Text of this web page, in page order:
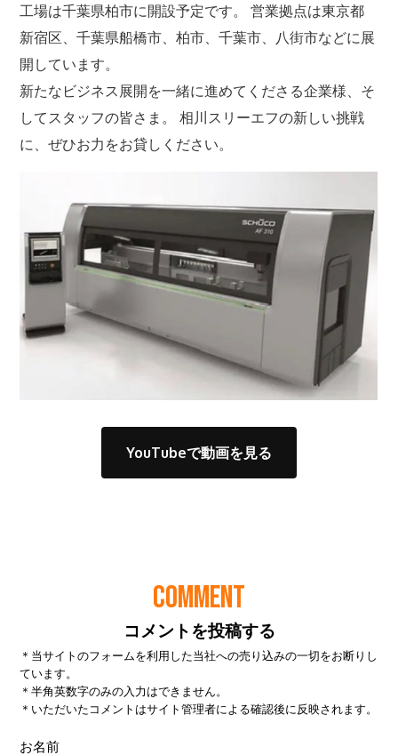
COMMENT
コメントを投稿する
＊当サイトのフォームを利用した当社への売り込みの一切をお断りし
ています。
＊半角英数字のみの入力はできません。
＊いただいたコメントはサイト管理者による確認後に反映されます。
お名前